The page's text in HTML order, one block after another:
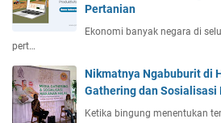
Pertanian
Ekonomi banyak negara di
pert…
Nikmatnya Ngabuburit di
Gathering dan Sosialisasi
Ketika bingung menentukan